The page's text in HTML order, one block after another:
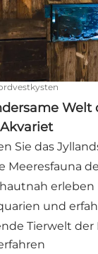
Welt
Sie das
Meeresfauna
und
Tierwelt der